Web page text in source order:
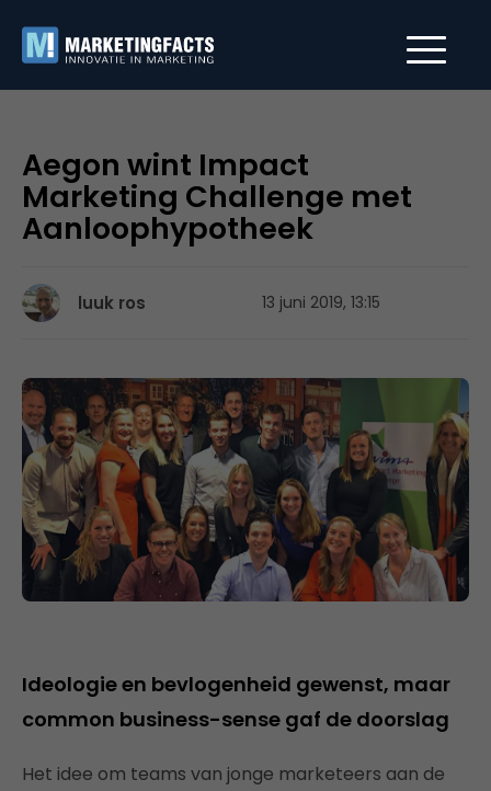
Aegon wint Impact
Marketing Challenge met
Aanloophypotheek
luuk ros 13 juni 2019, 13:15
Ideologie en bevlogenheid gewenst, maar
common business-sense gaf de doorslag
Het idee om teams van jonge marketeers aan de